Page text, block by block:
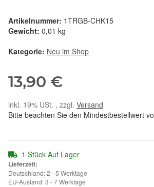
Artikelnummer: 1TRGB-CHK15
Gewicht: 0,01 kg
Kategorie: Neu im Shop
13,90 €
inkl. 19% USt. , zzgl. Versand
Bitte beachten Sie den Mindestbestellwert
1 Stück Auf Lager
Lieferzeit:
Deutschland: 2 - 5 Werktage
EU-Ausland: 3 - 7 Werktage